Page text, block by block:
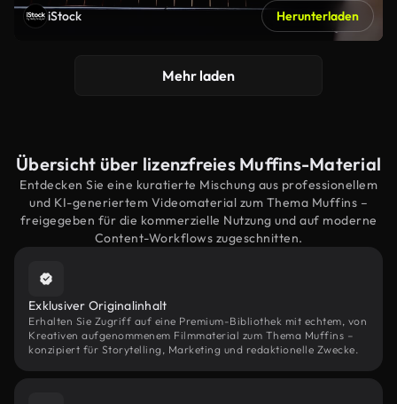
iStock Herunterladen
Mehr laden
Übersicht über lizenzfreies Muffins-Material
Entdecken Sie eine kuratierte Mischung aus professionellem
und KI-generiertem Videomaterial zum Thema Muffins –
freigegeben für die kommerzielle Nutzung und auf moderne
Content-Workflows zugeschnitten.
Exklusiver Originalinhalt
Erhalten Sie Zugriff auf eine Premium-Bibliothek mit echtem, von
Kreativen aufgenommenem Filmmaterial zum Thema Muffins –
konzipiert für Storytelling, Marketing und redaktionelle Zwecke.